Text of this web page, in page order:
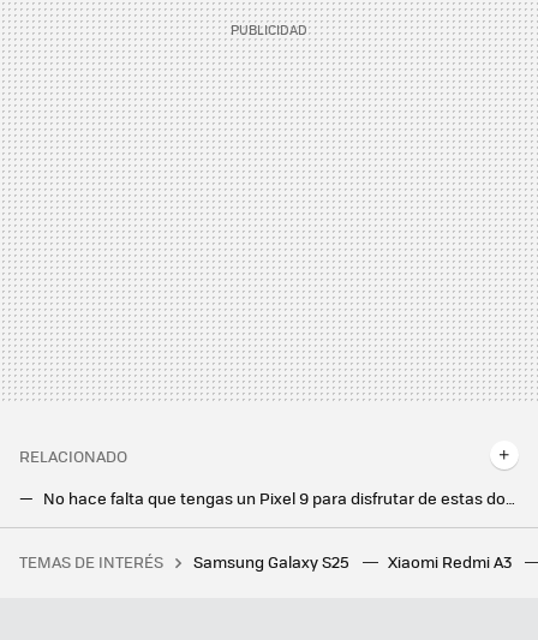
RELACIONADO
No hace falta que tengas un Pixel 9 para disfrutar de estas dos funciones mágicas de Google. Descubre si el tuyo es compatible
Si tienes un Samsung y quieres aprovechar al máximo sus cámaras, esta app lo cambia todo. Averigua si el tuyo es compatible
RootedCon está dispuesta a llegar al Constitucional si tiene que hacerlo: "LaLiga ha hackeado la ley" con los bloqueos de IPs
TEMAS DE INTERÉS Samsung Galaxy S25 Xiaomi Redmi A3